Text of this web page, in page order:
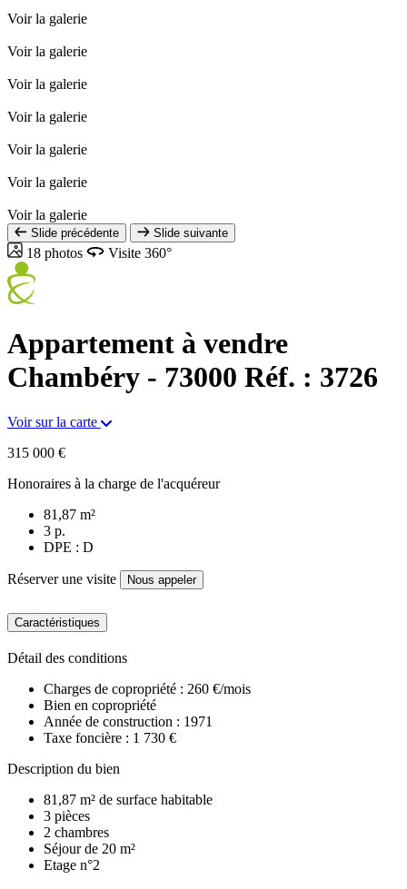
Voir la galerie
Voir la galerie
Voir la galerie
Voir la galerie
Voir la galerie
Voir la galerie
Voir la galerie
Slide précédente Slide suivante
18 photos Visite 360°
Appartement à vendre
Chambéry - 73000 Réf. : 3726
Voir sur la carte
315 000 €
Honoraires à la charge de l'acquéreur
81,87 m²
3 p.
DPE : D
Réserver une visite Nous appeler
Caractéristiques
Détail des conditions
Charges de copropriété : 260 €/mois
Bien en copropriété
Année de construction : 1971
Taxe foncière : 1 730 €
Description du bien
81,87 m² de surface habitable
3 pièces
2 chambres
Séjour de 20 m²
Etage n°2